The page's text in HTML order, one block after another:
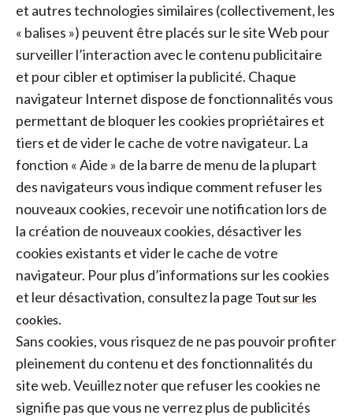
et autres technologies similaires (collectivement, les
« balises ») peuvent être placés sur le site Web pour
surveiller l’interaction avec le contenu publicitaire
et pour cibler et optimiser la publicité. Chaque
navigateur Internet dispose de fonctionnalités vous
permettant de bloquer les cookies propriétaires et
tiers et de vider le cache de votre navigateur. La
fonction « Aide » de la barre de menu de la plupart
des navigateurs vous indique comment refuser les
nouveaux cookies, recevoir une notification lors de
la création de nouveaux cookies, désactiver les
cookies existants et vider le cache de votre
navigateur. Pour plus d’informations sur les cookies
et leur désactivation, consultez la page Tout sur les
cookies.
Sans cookies, vous risquez de ne pas pouvoir profiter
pleinement du contenu et des fonctionnalités du
site web. Veuillez noter que refuser les cookies ne
signifie pas que vous ne verrez plus de publicités